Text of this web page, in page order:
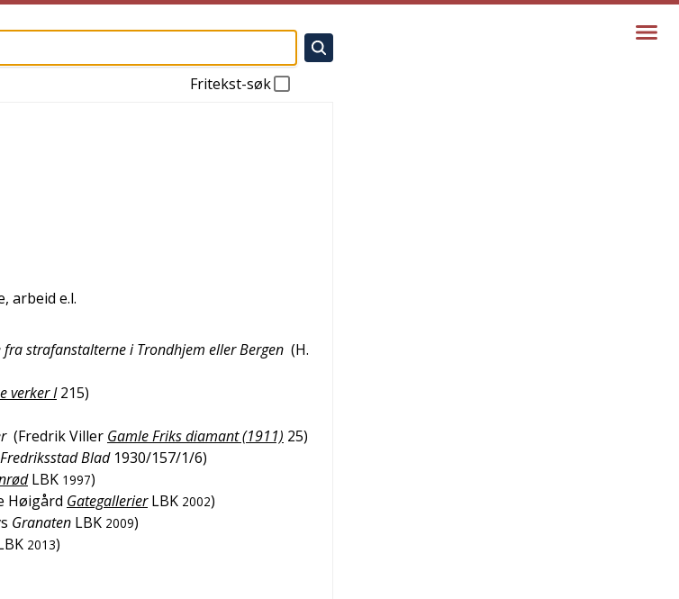
Fritekst-søk
arbeid e.l.
strafanstalterne i Trondhjem eller Bergen (H.
verker I 215)
(Fredrik Viller Gamle Friks diamant (1911) 25)
Fredriksstad Blad 1930/157/1/6)
LBK 1997)
Høigård Gategallerier LBK 2002)
Granaten LBK 2009)
2013)